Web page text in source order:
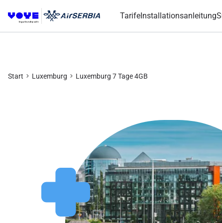
TarifeInstallationsanleitung
Start Luxemburg Luxemburg 7 Tage 4GB